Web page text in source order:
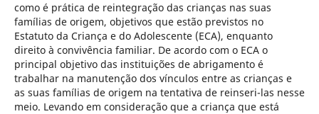
como é prática de reintegração das crianças nas suas
famílias de origem, objetivos que estão previstos no
Estatuto da Criança e do Adolescente (ECA), enquanto
direito à convivência familiar. De acordo com o ECA o
principal objetivo das instituições de abrigamento é
trabalhar na manutenção dos vínculos entre as crianças e
as suas famílias de origem na tentativa de reinseri-las nesse
meio. Levando em consideração que a criança que está